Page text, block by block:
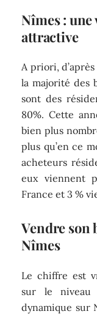
Nîmes :
attractive
A priori,
la majorité des
sont des
80%. Cette
bien plus
plus qu’en ce
acheteurs
eux viennent
France et 3 %
Vendre
Nîmes
Le chiffre est
sur le niveau
dynamique sur